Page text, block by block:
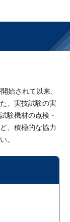
始されて以来、
、実技試験の実
験機材の点検・
、積極的な協力
。